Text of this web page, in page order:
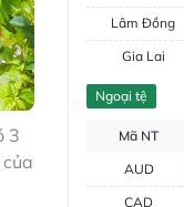
3
Lâm Đồng
Gia Lai
Đắk Nông
Ngoại tệ
Mã NT
AUD
CAD